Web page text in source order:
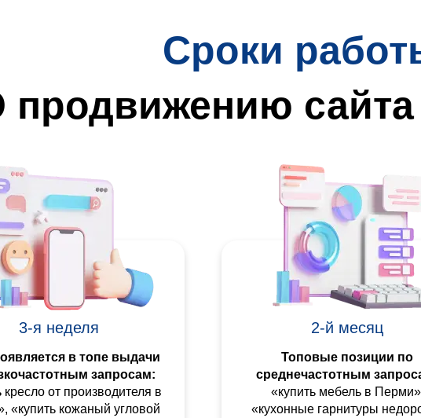
Сроки
продвижению
3-я неделя
в топе выдачи
запросам:
кресло от производителя в
«купить кожаный угловой
2-й месяц
Топовые позиции по
среднечастотным
«купить мебель в
«кухонные гарнитуры